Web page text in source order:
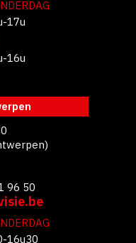
17u
16u
96 50
16u30